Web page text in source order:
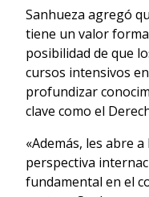
Sanhueza agregó
tiene un valor
posibilidad de que
cursos intensivos
profundizar
clave como el
«Además, les abre
perspectiva
fundamental en el